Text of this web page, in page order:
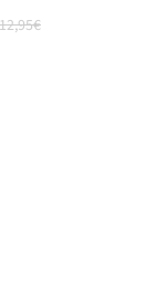
12,95€